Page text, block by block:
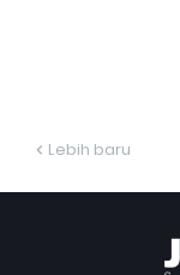
Lebih baru